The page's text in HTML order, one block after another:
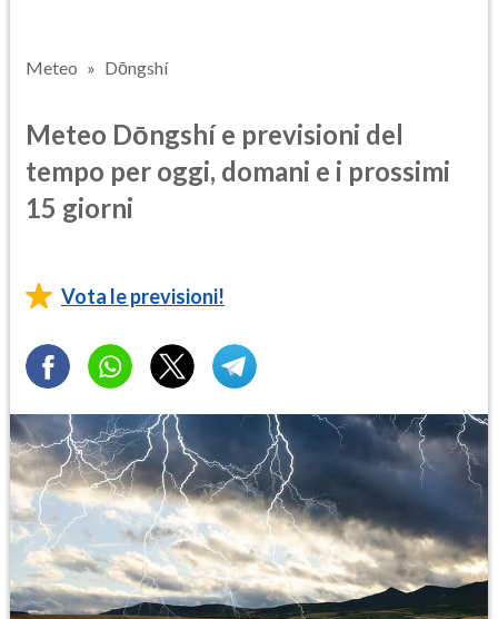
Meteo Dōngshí
Meteo Dōngshí e previsioni del
tempo per oggi, domani e i prossimi
15 giorni
Vota le previsioni!